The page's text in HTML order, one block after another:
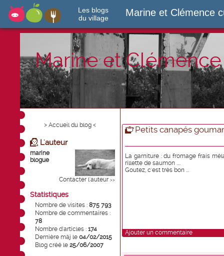
Les blogs
du village
Marine et Clémence
Marine et
> Accueil du blog <
L'auteur
marine
blogue
Contacter l'auteur >>
Statistiques
Nombre de visites : 875 793
Nombre de commentaires :
78
Nombre d'articles : 174
Dernière màj le 04/02/2015
Blog créé le 25/06/2007
Petits canapés
La garniture : du fromage frais
rillette de saumon ....
Goutez, c'est très bon ...
Ajouter un commentaire